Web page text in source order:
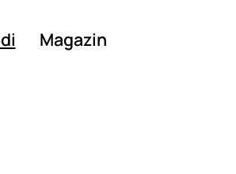
Magazin